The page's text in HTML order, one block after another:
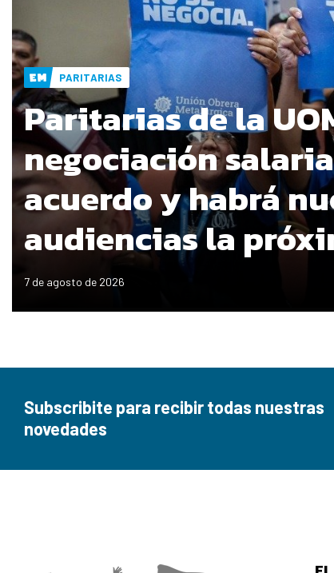
PARITARIAS
Paritarias de la
negociación
acuerdo y habrá
audiencias la
7 de agosto de 2026
Subscribite para recibir todas nuestras
novedades